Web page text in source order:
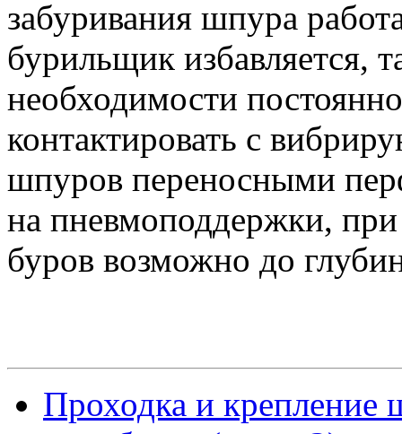
забуривания шпура
бурильщик избавляется,
необходимости
контактировать с
шпуров переносными
на пневмоподдержки, при
буров возможно до
Проходка и крепление